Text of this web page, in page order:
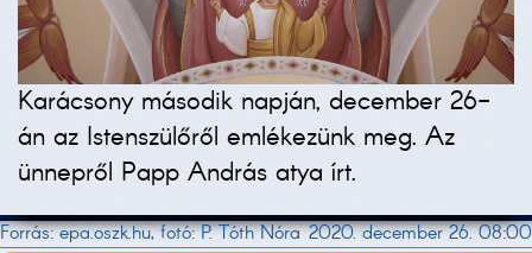
Karácsony második napján, december 26-
án az Istenszülőről emlékezünk meg. Az
ünnepről Papp András atya írt.
Forrás: epa.oszk.hu, fotó: P. Tóth Nóra 2020. december 26. 08:00